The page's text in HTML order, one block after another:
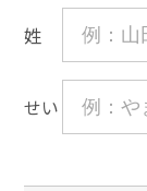
姓
せい